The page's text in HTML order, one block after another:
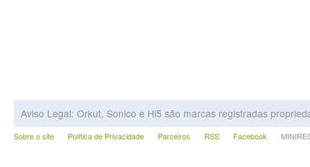
Aviso Legal: Orkut, Sonico e Hi5 são marcas registradas
Sobre o site Política de Privacidade Parceiros RSS Facebook